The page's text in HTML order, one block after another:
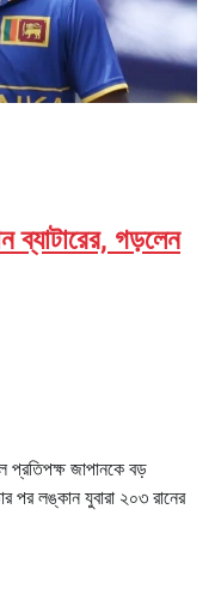
ব্যাটারের, গড়লেন
প্রতিপক্ষ জাপানকে বড়
পর লঙ্কান যুবারা ২০৩ রানের